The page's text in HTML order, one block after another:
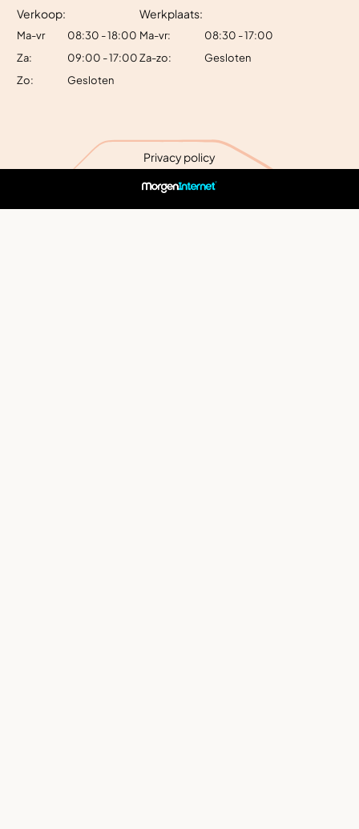
Verkoop:
Ma-vr
08:30 - 18:00
Za:
09:00 - 17:00
Zo:
Gesloten
Werkplaats:
Ma-vr:
08:30 - 17:00
Za-zo:
Gesloten
Privacy policy